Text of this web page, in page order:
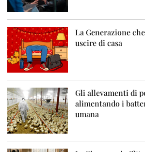
La Generazione
uscire di casa
Gli allevamenti di
alimentando i
umana